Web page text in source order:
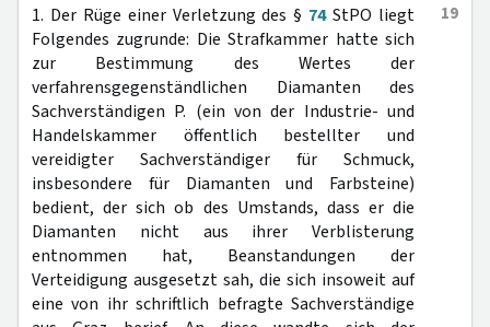
19
1. Der Rüge einer Verletzung des § 74StPO liegt
Folgendes zugrunde: Die Strafkammer hatte sich
zur Bestimmung des Wertes der
verfahrensgegenständlichen Diamanten des
Sachverständigen P. (ein von der Industrie- und
Handelskammer öffentlich bestellter und
vereidigter Sachverständiger für Schmuck,
insbesondere für Diamanten und Farbsteine)
bedient, der sich ob des Umstands, dass er die
Diamanten nicht aus ihrer Verblisterung
entnommen hat, Beanstandungen der
Verteidigung ausgesetzt sah, die sich insoweit auf
eine von ihr schriftlich befragte Sachverständige